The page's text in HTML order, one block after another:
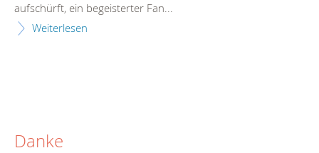
aufschürft, ein begeisterter Fan...
Weiterlesen
Danke